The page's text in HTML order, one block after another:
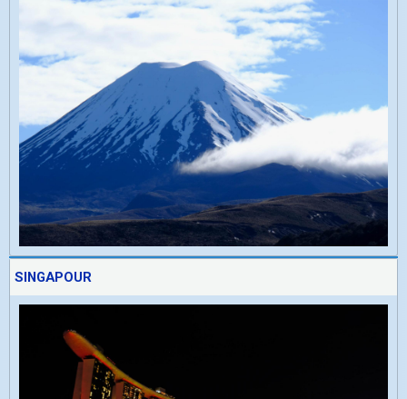
SINGAPOUR